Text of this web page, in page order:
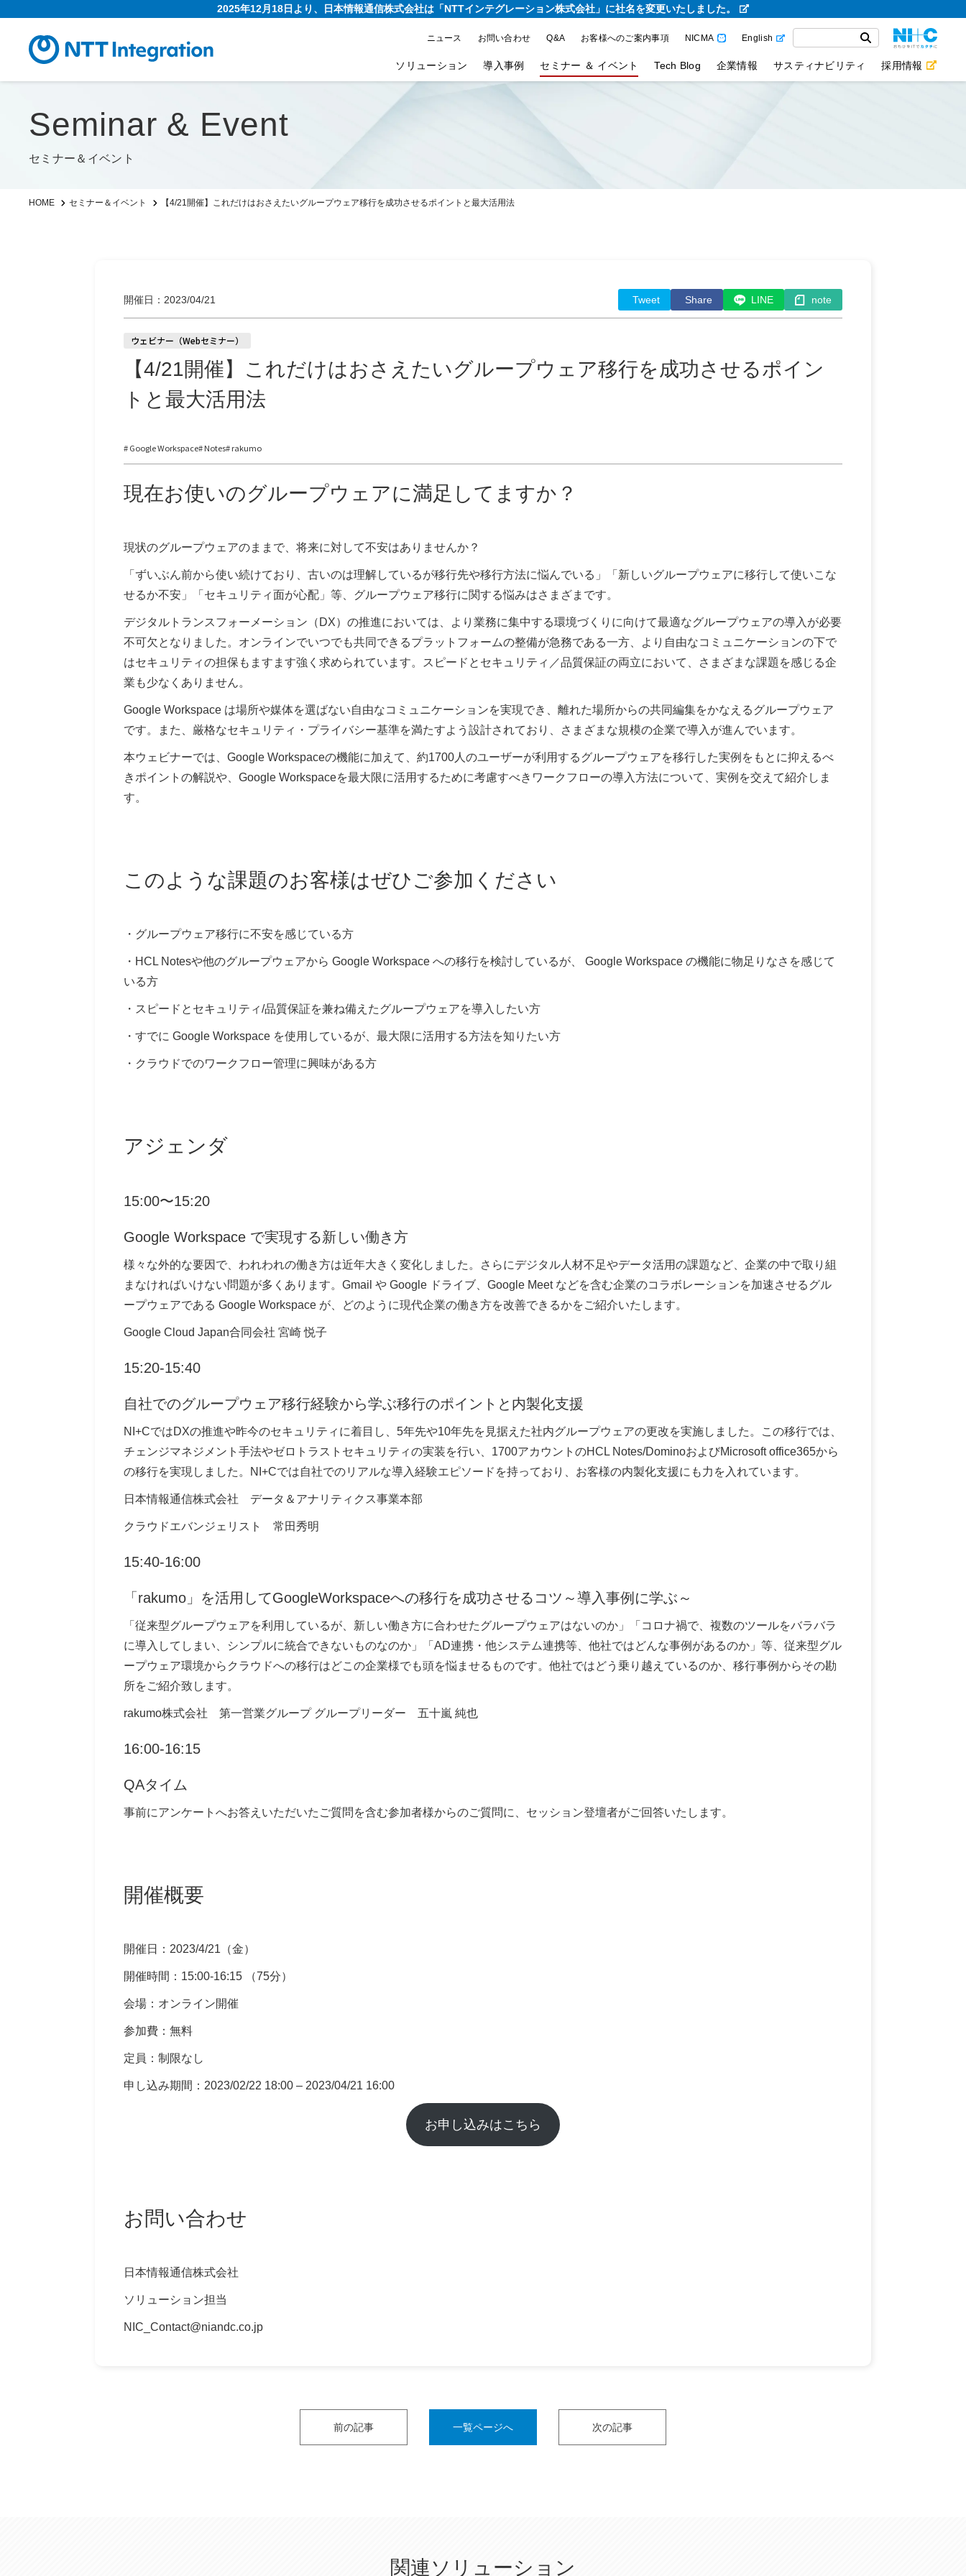
2025年12月18日より、日本情報通信株式会社は「NTTインテグレーション株式会社」に社名を変更いたしました。
ニュース お問い合わせ Q&A お客様へのご案内事項 NICMA English
ソリューション 導入事例 セミナー ＆ イベント Tech Blog 企業情報 サスティナビリティ 採用情報
Seminar & Event
セミナー＆イベント
HOME セミナー＆イベント 【4/21開催】これだけはおさえたいグループウェア移行を成功させるポイントと最大活用法
開催日：2023/04/21 Tweet Share LINE note
ウェビナー（Webセミナー）
【4/21開催】これだけはおさえたいグループウェア移行を成功させるポイン
トと最大活用法
# Google Workspace# Notes# rakumo
現在お使いのグループウェアに満足してますか？
現状のグループウェアのままで、将来に対して不安はありませんか？
「ずいぶん前から使い続けており、古いのは理解しているが移行先や移行方法に悩んでいる」「新しいグループウェアに移行して使いこな
せるか不安」「セキュリティ面が心配」等、グループウェア移行に関する悩みはさまざまです。
デジタルトランスフォーメーション（DX）の推進においては、より業務に集中する環境づくりに向けて最適なグループウェアの導入が必要
不可欠となりました。オンラインでいつでも共同できるプラットフォームの整備が急務である一方、より自由なコミュニケーションの下で
はセキュリティの担保もますます強く求められています。スピードとセキュリティ／品質保証の両立において、さまざまな課題を感じる企
業も少なくありません。
Google Workspace は場所や媒体を選ばない自由なコミュニケーションを実現でき、離れた場所からの共同編集をかなえるグループウェア
です。また、厳格なセキュリティ・プライバシー基準を満たすよう設計されており、さまざまな規模の企業で導入が進んでいます。
本ウェビナーでは、Google Workspaceの機能に加えて、約1700人のユーザーが利用するグループウェアを移行した実例をもとに抑えるべ
きポイントの解説や、Google Workspaceを最大限に活用するために考慮すべきワークフローの導入方法について、実例を交えて紹介しま
す。
このような課題のお客様はぜひご参加ください
・グループウェア移行に不安を感じている方
・HCL Notesや他のグループウェアから Google Workspace への移行を検討しているが、 Google Workspace の機能に物足りなさを感じて
いる方
・スピードとセキュリティ/品質保証を兼ね備えたグループウェアを導入したい方
・すでに Google Workspace を使用しているが、最大限に活用する方法を知りたい方
・クラウドでのワークフロー管理に興味がある方
アジェンダ
15:00〜15:20
Google Workspace で実現する新しい働き方
様々な外的な要因で、われわれの働き方は近年大きく変化しました。さらにデジタル人材不足やデータ活用の課題など、企業の中で取り組
まなければいけない問題が多くあります。Gmail や Google ドライブ、Google Meet などを含む企業のコラボレーションを加速させるグル
ープウェアである Google Workspace が、どのように現代企業の働き方を改善できるかをご紹介いたします。
Google Cloud Japan合同会社 宮崎 悦子
15:20-15:40
自社でのグループウェア移行経験から学ぶ移行のポイントと内製化支援
NI+CではDXの推進や昨今のセキュリティに着目し、5年先や10年先を見据えた社内グループウェアの更改を実施しました。この移行では、
チェンジマネジメント手法やゼロトラストセキュリティの実装を行い、1700アカウントのHCL Notes/DominoおよびMicrosoft office365から
の移行を実現しました。NI+Cでは自社でのリアルな導入経験エピソードを持っており、お客様の内製化支援にも力を入れています。
日本情報通信株式会社 データ＆アナリティクス事業本部
クラウドエバンジェリスト 常田秀明
15:40-16:00
「rakumo」を活用してGoogleWorkspaceへの移行を成功させるコツ～導入事例に学ぶ～
「従来型グループウェアを利用しているが、新しい働き方に合わせたグループウェアはないのか」「コロナ禍で、複数のツールをバラバラ
に導入してしまい、シンプルに統合できないものなのか」「AD連携・他システム連携等、他社ではどんな事例があるのか」等、従来型グル
ープウェア環境からクラウドへの移行はどこの企業様でも頭を悩ませるものです。他社ではどう乗り越えているのか、移行事例からその勘
所をご紹介致します。
rakumo株式会社 第一営業グループ グループリーダー 五十嵐 純也
16:00-16:15
QAタイム
事前にアンケートへお答えいただいたご質問を含む参加者様からのご質問に、セッション登壇者がご回答いたします。
開催概要
開催日：2023/4/21（金）
開催時間：15:00-16:15 （75分）
会場：オンライン開催
参加費：無料
定員：制限なし
申し込み期間：2023/02/22 18:00 – 2023/04/21 16:00
お申し込みはこちら
お問い合わせ
日本情報通信株式会社
ソリューション担当
NIC_Contact@niandc.co.jp
前の記事 一覧ページへ 次の記事
関連ソリューション